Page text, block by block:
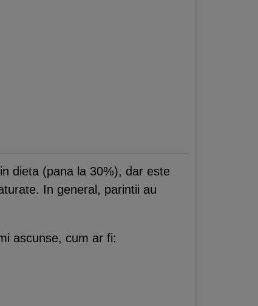
in dieta (pana la 30%), dar este
In general, parintii au
ascunse, cum ar fi: